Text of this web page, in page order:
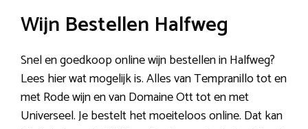
Wijn Bestellen Halfweg
Snel en goedkoop online wijn bestellen in Halfweg?
Lees hier wat mogelijk is. Alles van Tempranillo tot en
met Rode wijn en van Domaine Ott tot en met
Universeel. Je bestelt het moeiteloos online. Dat kan